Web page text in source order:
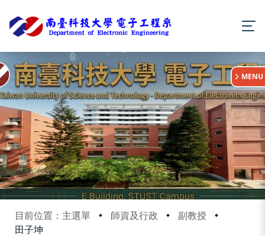
目前位置：主選單 師資及行政
副教授
田子坤
:::
MENU